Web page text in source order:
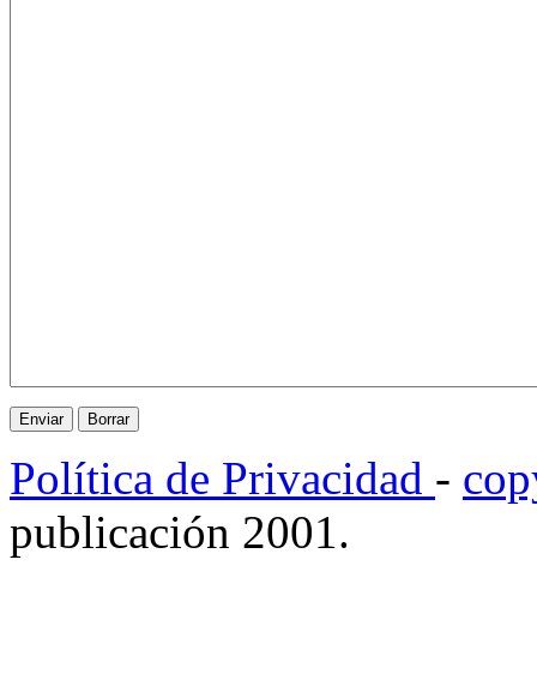
Política de Privacidad -
publicación 2001.